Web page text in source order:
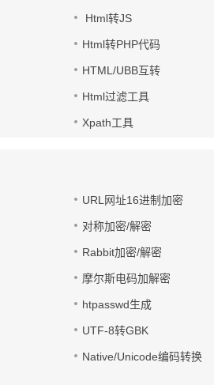
Html转JS
Html转PHP代码
HTML/UBB互转
Html过滤工具
Xpath工具
URL网址16进制加密
对称加密/解密
Rabbit加密/解密
摩尔斯电码加解密
htpasswd生成
UTF-8转GBK
Native/Unicode编码转换